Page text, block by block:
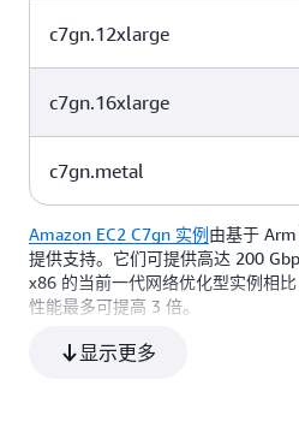
高性能计算（HPC）、批处理、广
学建模、分布式分析和基于 CPU 的
16 32
vCPU
32 64
c7gn.12xlarge
vCPU
48 96
c7gn.16xlarge
vCPU
64 128
c7gn.metal
vCPU 内存
64
Amazon EC2 C7gn 实例由基于
提供支持。它们可提供高达 200
x86 的当前一代网络优化型实例相比
性能最多可提高 3 倍。
特点： 显示更多